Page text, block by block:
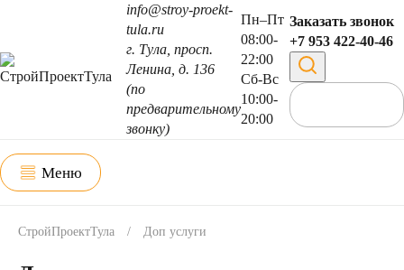
info@stroy-proekt-
tula.ru
г. Тула, просп.
Ленина, д. 136
(по
предварительному
звонку)
Пн–Пт
08:00-
22:00
Сб-Вс
10:00-
20:00
Заказать звонок
+7 953 422-40-46
Меню
СтройПроектТула / Доп услуги